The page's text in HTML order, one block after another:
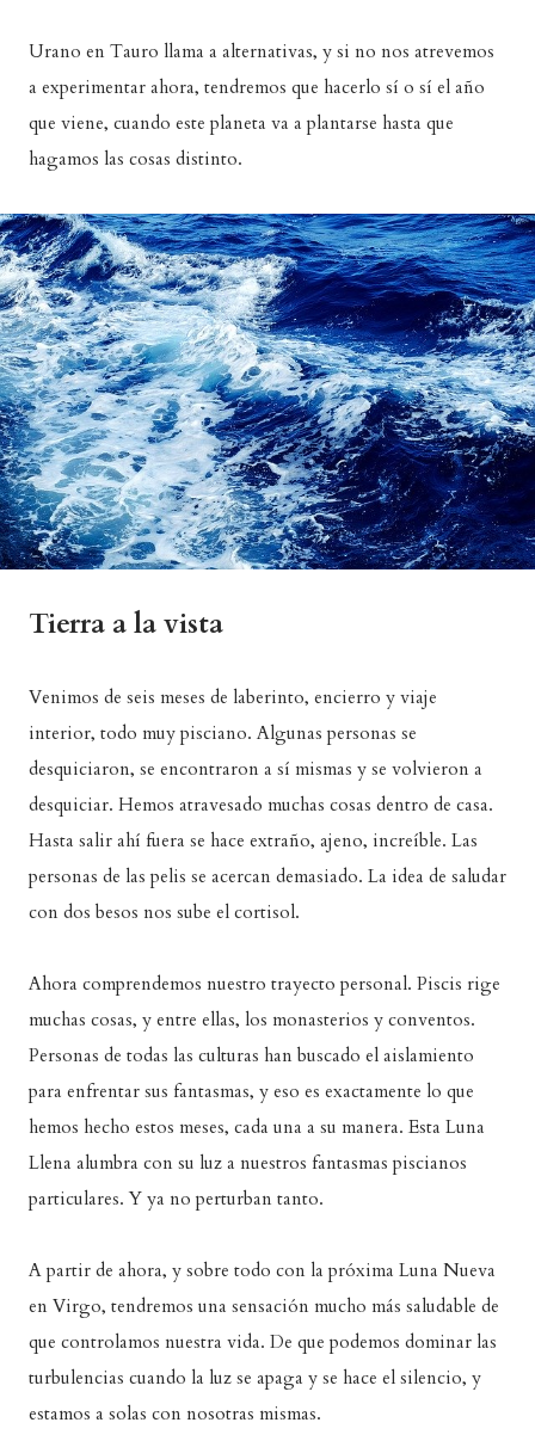
Urano en Tauro llama a alternativas, y si no nos atrevemos
a experimentar ahora, tendremos que hacerlo sí o sí el año
que viene, cuando este planeta va a plantarse hasta que
hagamos las cosas distinto.
Tierra a la vista
Venimos de seis meses de laberinto, encierro y viaje
interior, todo muy pisciano. Algunas personas se
desquiciaron, se encontraron a sí mismas y se volvieron a
desquiciar. Hemos atravesado muchas cosas dentro de casa.
Hasta salir ahí fuera se hace extraño, ajeno, increíble. Las
personas de las pelis se acercan demasiado. La idea de saludar
con dos besos nos sube el cortisol.
Ahora comprendemos nuestro trayecto personal. Piscis rige
muchas cosas, y entre ellas, los monasterios y conventos.
Personas de todas las culturas han buscado el aislamiento
para enfrentar sus fantasmas, y eso es exactamente lo que
hemos hecho estos meses, cada una a su manera. Esta Luna
Llena alumbra con su luz a nuestros fantasmas piscianos
particulares. Y ya no perturban tanto.
A partir de ahora, y sobre todo con la próxima Luna Nueva
en Virgo, tendremos una sensación mucho más saludable de
que controlamos nuestra vida. De que podemos dominar las
turbulencias cuando la luz se apaga y se hace el silencio, y
estamos a solas con nosotras mismas.